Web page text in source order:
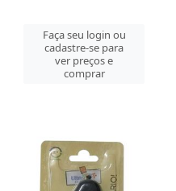
Faça seu login ou
cadastre-se para
ver preços e
comprar